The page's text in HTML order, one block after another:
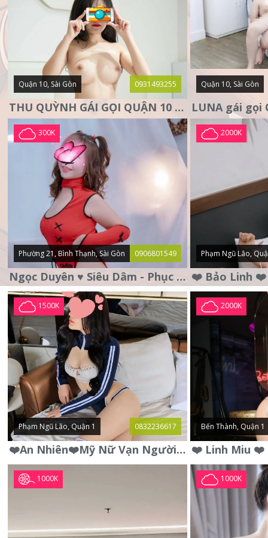
Quận 10, Sài Gòn 0931493255
THU QUỲNH GÁI GỌI QUẬN 10 – MẶT XINH DA TRẮNG – SANG
Quận 10, Sài Gòn
300K
Phường 21, Bình Thạnh, Sài Gòn 0906801549
Ngọc Duyên ♥️ Siêu Dâm - Phục Vụ Tận Tình - Chu Đáo
2000K
Phạm Ngũ Lão,
1500K
Phạm Ngũ Lão, Quận 1 0832236617
❤️An Nhiên❤️Mỹ Nữ Vạn Người Mê,Da Trắng, Mặt Xynh, Đẹp Từng
2000K
Bến Thành, Quận 1
1000K 1000K